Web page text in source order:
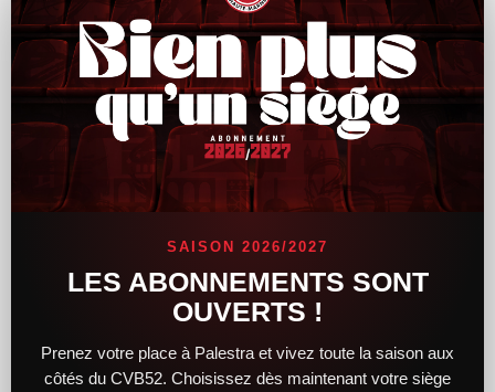
Le CVB52 connaît son adversaire pour la
demi-finale de Coupe de France
masculines de la Coupe de France a lieu hier soir, le CVB52
connaît désormais son adversaire. Du côté des femmes,
LIRE LA SUITE »
SAISON 2026/2027
LES ABONNEMENTS SONT
OUVERTS !
Prenez votre place à Palestra et vivez toute la saison aux
côtés du CVB52. Choisissez dès maintenant votre siège